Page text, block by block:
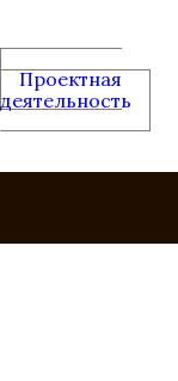
Проектная
деятельность